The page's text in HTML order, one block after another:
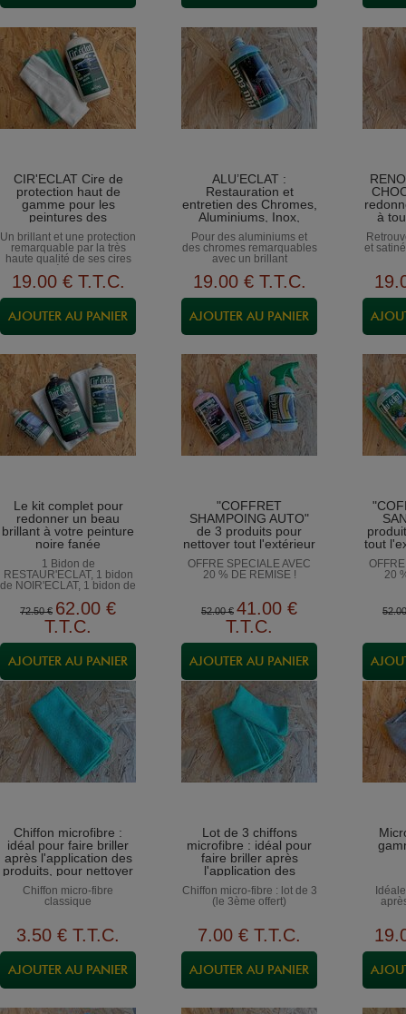
CIR'ECLAT Cire de
protection haut de
gamme pour les
peintures des
carrosseries, les
aluminiums, les
chromes...
Un brillant et une protection
remarquable par la très
haute qualité de ses cires
gamme
19.00 € T.T.C.
ALU’ECLAT :
Restauration et
entretien des Chromes,
Aluminiums, Inox,
Cuivres, Laitons,
Nickels…
Pour des aluminiums et
des chromes remarquables
avec un brillant
19.00 € T.T.C.
à
et
19
Le kit complet pour
redonner un beau
brillant à votre peinture
noire fanée
1 Bidon de
RESTAUR'ECLAT, 1 bidon
de NOIR'ECLAT, 1 bidon de
spécifiques pour l'utilisation
72.50 € 62.00 €
T.T.C.
"COFFRET
SHAMPOING AUTO"
de 3 produits pour
nettoyer tout l'extérieur
de votre véhicule
OFFRE SPECIALE AVEC
20 % DE REMISE !
52.00 € 41.00 €
T.T.C.
tout
20
52.00
Chiffon microfibre :
idéal pour faire briller
après l'application des
produits, pour nettoyer
la carrosserie, le
tableau de bord...
Chiffon micro-fibre
classique
3.50 € T.T.C.
Lot de 3 chiffons
microfibre : idéal pour
faire briller après
l'application des
produits, pour nettoyer
la carrosserie, le
tableau de bord...
Chiffon micro-fibre : lot de 3
(le 3ème offert)
7.00 € T.T.C. 19